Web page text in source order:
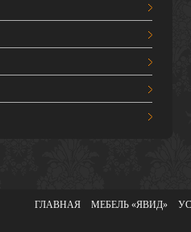
ГЛАВНАЯ МЕБЕЛЬ «ЯВИД»